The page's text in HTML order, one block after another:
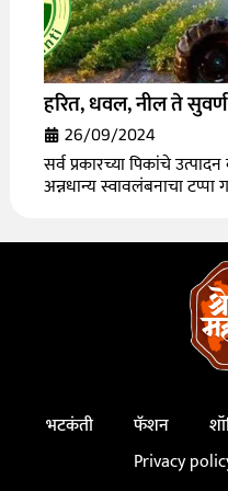
हरित, धवल, नील ते
26/09/2024
सर्व प्रकारच्या पिकांचे
अन्नधान्य स्वावलंबनाचा टप्पा
भटकंती फॅशन
Privacy